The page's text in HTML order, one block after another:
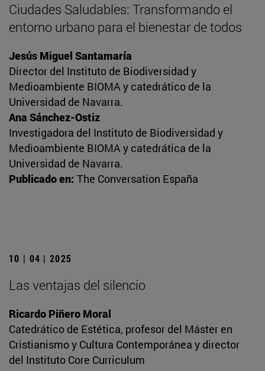
Ciudades Saludables: Transformando el
entorno urbano para el bienestar de todos
Jesús Miguel Santamaría
Director del Instituto de Biodiversidad y
Medioambiente BIOMA y catedrático de la
Universidad de Navarra.
Ana Sánchez-Ostiz
Investigadora del Instituto de Biodiversidad y
Medioambiente BIOMA y catedrática de la
Universidad de Navarra.
Publicado en: The Conversation España
10 | 04 | 2025
Las ventajas del silencio
Ricardo Piñero Moral
Catedrático de Estética, profesor del Máster en
Cristianismo y Cultura Contemporánea y director
del Instituto Core Curriculum